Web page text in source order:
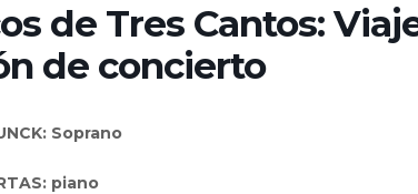
de Tres Cantos:
de concierto
Soprano
piano